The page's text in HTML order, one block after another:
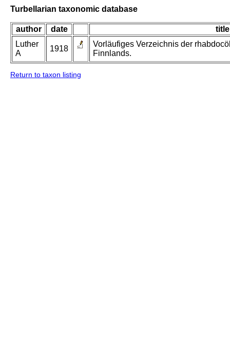
Turbellarian taxonomic database
author date
title
Luther
A
1918
Vorläufiges Verzeichnis der
Finnlands.
Return to taxon listing